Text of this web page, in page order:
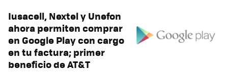
Iusacell, Nextel y Unefon
ahora permiten comprar
en Google Play con cargo
en tu factura; primer
beneficio de AT&T